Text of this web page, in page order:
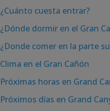
¿Cuánto cuesta entrar?
¿Dónde dormir en el Gran
¿Donde comer en la parte
Clima en el Gran Cañón
Próximas horas en Grand
Próximos días en Grand